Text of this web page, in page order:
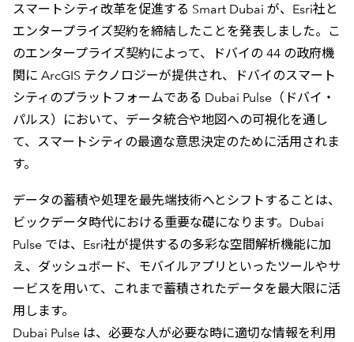
スマートシティ改革を促進する Smart Dubai が、Esri社と
エンタープライズ契約を締結したことを発表しました。こ
のエンタープライズ契約によって、ドバイの 44 の政府機
関に ArcGIS テクノロジーが提供され、ドバイのスマート
シティのプラットフォームである Dubai Pulse（ドバイ・
パルス）において、データ統合や地図への可視化を通し
て、スマートシティの最適な意思決定のために活用されま
す。
データの蓄積や処理を最先端技術へとシフトすることは、
ビックデータ時代における重要な礎になります。Dubai
Pulse では、Esri社が提供するの多彩な空間解析機能に加
え、ダッシュボード、モバイルアプリといったツールやサ
ービスを用いて、これまで蓄積されたデータを最大限に活
用します。
Dubai Pulse は、必要な人が必要な時に適切な情報を利用